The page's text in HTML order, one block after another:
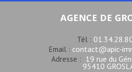
AGENCE DE
Tél :
Email : contact@apic-
Adresse : 19 rue du
95410